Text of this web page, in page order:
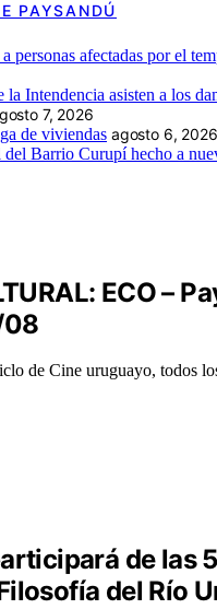
PAYSANDÚ
personas afectadas por el
la Intendencia asisten a los
7, 2026
de viviendas agosto 6, 2026
del Barrio Curupí hecho a
ECO –
08
de Cine uruguayo, todos
de las
del Río